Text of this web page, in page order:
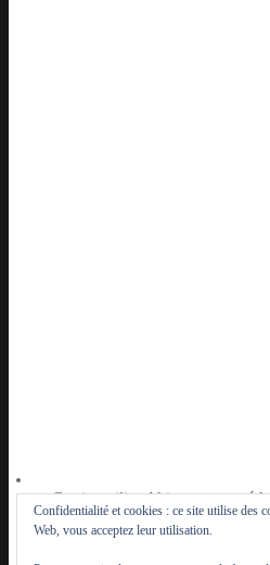
Ce site utilise Akismet pour
savoir plus sur la façon dont les
Confidentialité et cookies : ce site utilise des
Web, vous acceptez leur utilisation.